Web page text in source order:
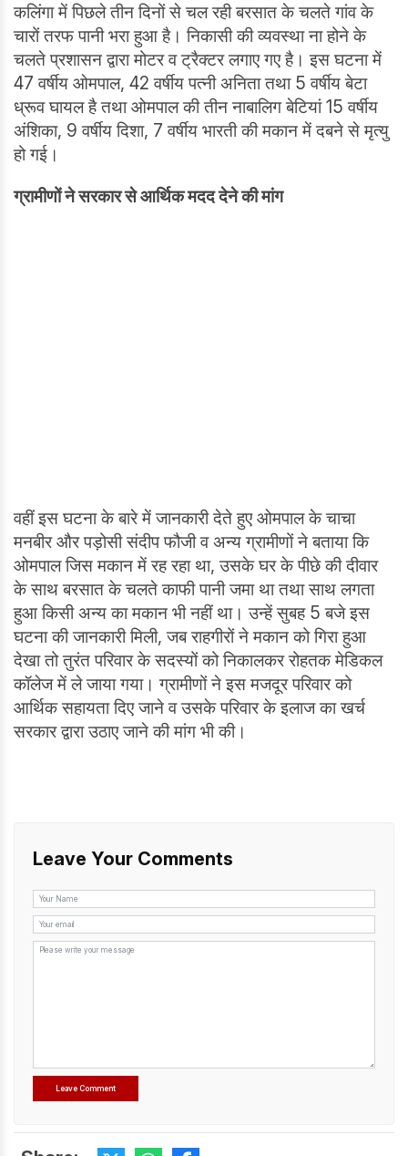
कलिंगा में पिछले तीन दिनों से चल रही बरसात के चलते गांव के
चारों तरफ पानी भरा हुआ है। निकासी की व्यवस्था ना होने के
चलते प्रशासन द्वारा मोटर व ट्रैक्टर लगाए गए है। इस घटना में
47 वर्षीय ओमपाल, 42 वर्षीय पत्नी अनिता तथा 5 वर्षीय बेटा
ध्रूव घायल है तथा ओमपाल की तीन नाबालिग बेटियां 15 वर्षीय
अंशिका, 9 वर्षीय दिशा, 7 वर्षीय भारती की मकान में दबने से मृत्यु
हो गई।
ग्रामीणों ने सरकार से आर्थिक मदद देने की मांग
वहीं इस घटना के बारे में जानकारी देते हुए ओमपाल के चाचा
मनबीर और पड़ोसी संदीप फौजी व अन्य ग्रामीणों ने बताया कि
ओमपाल जिस मकान में रह रहा था, उसके घर के पीछे की दीवार
के साथ बरसात के चलते काफी पानी जमा था तथा साथ लगता
हुआ किसी अन्य का मकान भी नहीं था। उन्हें सुबह 5 बजे इस
घटना की जानकारी मिली, जब राहगीरों ने मकान को गिरा हुआ
देखा तो तुरंत परिवार के सदस्यों को निकालकर रोहतक मेडिकल
कॉलेज में ले जाया गया। ग्रामीणों ने इस मजदूर परिवार को
आर्थिक सहायता दिए जाने व उसके परिवार के इलाज का खर्च
सरकार द्वारा उठाए जाने की मांग भी की।
Leave Your Comments